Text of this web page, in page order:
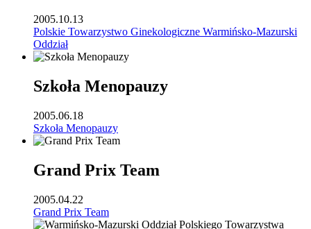
2005.10.13
Polskie Towarzystwo Ginekologiczne Warmińsko-Mazurski
Oddział
Szkoła Menopauzy
2005.06.18
Szkoła Menopauzy
Grand Prix Team
2005.04.22
Grand Prix Team